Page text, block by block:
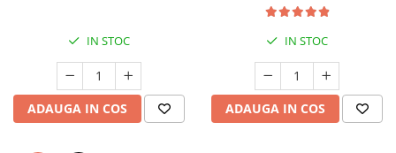
IN STOC
ADAUGA IN COS
IN STOC
ADAUGA IN COS